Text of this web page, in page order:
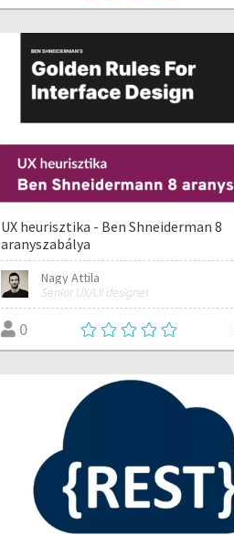
UX heurisztika - Ben Shneiderman 8
aranyszabálya
Nagy Attila
Senior UX/UI designer
0